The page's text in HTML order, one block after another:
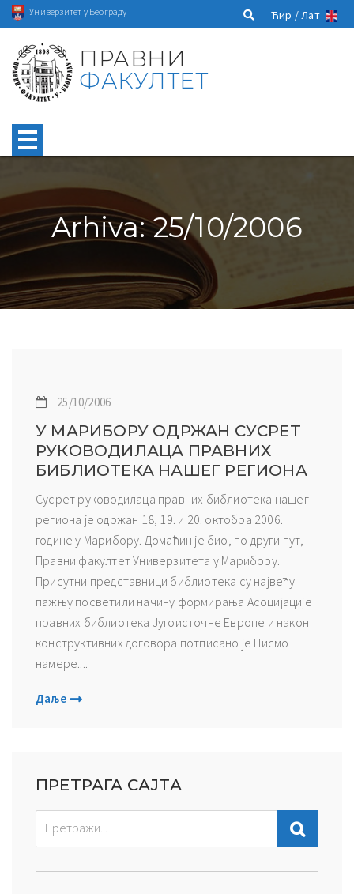
Универзитет у Београду Ћир /Лат
ПРАВНИ
ФАКУЛТЕТ
Arhiva: 25/10/2006
25/10/2006
У МАРИБОРУ ОДРЖАН СУСРЕТ
РУКОВОДИЛАЦА ПРАВНИХ
БИБЛИОТЕКА НАШЕГ РЕГИОНА
Сусрет руководилаца правних библиотека нашег
региона је одржан 18, 19. и 20. октобра 2006.
године у Марибору. Домаћин је био, по други пут,
Правни факултет Универзитета у Марибору.
Присутни представници библиотека су највећу
пажњу посветили начину формирања Асоцијације
правних библиотека Југоисточне Европе и након
конструктивних договора потписано је Писмо
намере....
Даље
ПРЕТРАГА САЈТА